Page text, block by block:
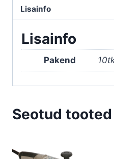
Lisainfo
Lisainfo
Pakend
Seotud tooted